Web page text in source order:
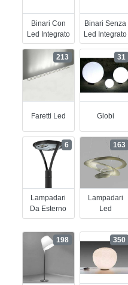
Binari Con
Led Integrato
Binari Senza
Led Integrato
Faretti Led
213
Globi
31
Lampadari
Da Esterno
6
Lampadari
Led
163
198 350